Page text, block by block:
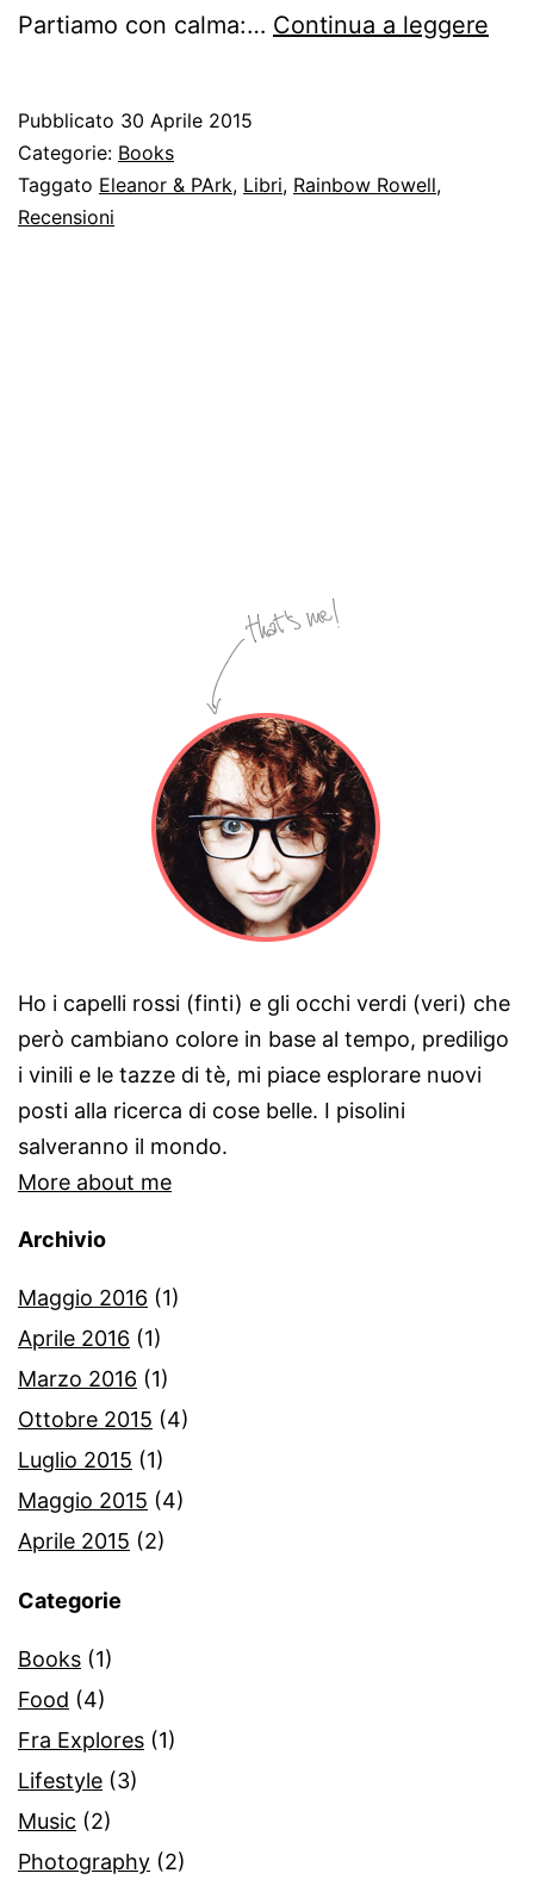
Partiamo con calma:… Continua a leggere
Pubblicato 30 Aprile 2015
Categorie: Books
Taggato Eleanor & PArk, Libri, Rainbow Rowell,
Recensioni
Ho i capelli rossi (finti) e gli occhi verdi (veri) che
però cambiano colore in base al tempo, prediligo
i vinili e le tazze di tè, mi piace esplorare nuovi
posti alla ricerca di cose belle. I pisolini
salveranno il mondo.
More about me
Archivio
Maggio 2016 (1)
Aprile 2016 (1)
Marzo 2016 (1)
Ottobre 2015 (4)
Luglio 2015 (1)
Maggio 2015 (4)
Aprile 2015 (2)
Categorie
Books (1)
Food (4)
Fra Explores (1)
Lifestyle (3)
Music (2)
Photography (2)